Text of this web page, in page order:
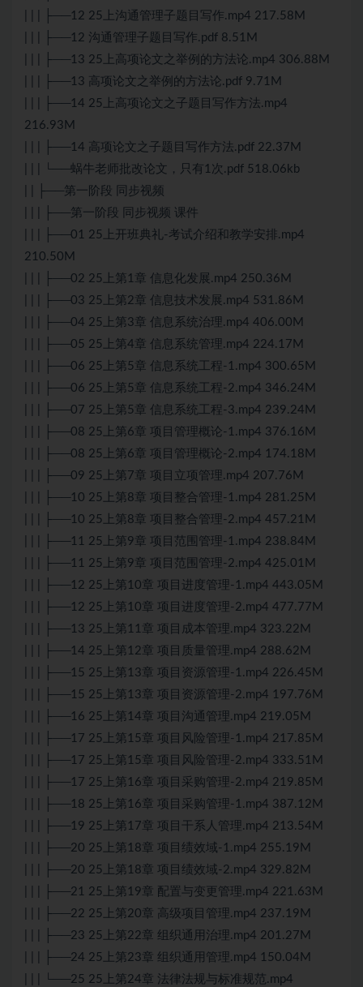
| | | ├──12 25上沟通管理子题目写作.mp4 217.58M
| | | ├──12 沟通管理子题目写作.pdf 8.51M
| | | ├──13 25上高项论文之举例的方法论.mp4 306.88M
| | | ├──13 高项论文之举例的方法论.pdf 9.71M
| | | ├──14 25上高项论文之子题目写作方法.mp4
216.93M
| | | ├──14 高项论文之子题目写作方法.pdf 22.37M
| | | └──蜗牛老师批改论文，只有1次.pdf 518.06kb
| | ├──第一阶段 同步视频
| | | ├──第一阶段 同步视频 课件
| | | ├──01 25上开班典礼-考试介绍和教学安排.mp4
210.50M
| | | ├──02 25上第1章 信息化发展.mp4 250.36M
| | | ├──03 25上第2章 信息技术发展.mp4 531.86M
| | | ├──04 25上第3章 信息系统治理.mp4 406.00M
| | | ├──05 25上第4章 信息系统管理.mp4 224.17M
| | | ├──06 25上第5章 信息系统工程-1.mp4 300.65M
| | | ├──06 25上第5章 信息系统工程-2.mp4 346.24M
| | | ├──07 25上第5章 信息系统工程-3.mp4 239.24M
| | | ├──08 25上第6章 项目管理概论-1.mp4 376.16M
| | | ├──08 25上第6章 项目管理概论-2.mp4 174.18M
| | | ├──09 25上第7章 项目立项管理.mp4 207.76M
| | | ├──10 25上第8章 项目整合管理-1.mp4 281.25M
| | | ├──10 25上第8章 项目整合管理-2.mp4 457.21M
| | | ├──11 25上第9章 项目范围管理-1.mp4 238.84M
| | | ├──11 25上第9章 项目范围管理-2.mp4 425.01M
| | | ├──12 25上第10章 项目进度管理-1.mp4 443.05M
| | | ├──12 25上第10章 项目进度管理-2.mp4 477.77M
| | | ├──13 25上第11章 项目成本管理.mp4 323.22M
| | | ├──14 25上第12章 项目质量管理.mp4 288.62M
| | | ├──15 25上第13章 项目资源管理-1.mp4 226.45M
| | | ├──15 25上第13章 项目资源管理-2.mp4 197.76M
| | | ├──16 25上第14章 项目沟通管理.mp4 219.05M
| | | ├──17 25上第15章 项目风险管理-1.mp4 217.85M
| | | ├──17 25上第15章 项目风险管理-2.mp4 333.51M
| | | ├──17 25上第16章 项目采购管理-2.mp4 219.85M
| | | ├──18 25上第16章 项目采购管理-1.mp4 387.12M
| | | ├──19 25上第17章 项目干系人管理.mp4 213.54M
| | | ├──20 25上第18章 项目绩效域-1.mp4 255.19M
| | | ├──20 25上第18章 项目绩效域-2.mp4 329.82M
| | | ├──21 25上第19章 配置与变更管理.mp4 221.63M
| | | ├──22 25上第20章 高级项目管理.mp4 237.19M
| | | ├──23 25上第22章 组织通用治理.mp4 201.27M
| | | ├──24 25上第23章 组织通用管理.mp4 150.04M
| | | └──25 25上第24章 法律法规与标准规范.mp4